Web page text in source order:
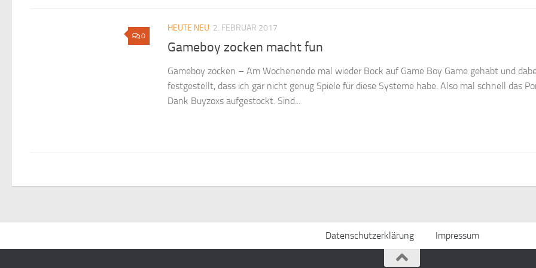
0
HEUTE NEU 2. FEBRUAR 2017
Gameboy zocken macht fun
Gameboy zocken – Am Wochenende mal wieder Bock auf Game Boy Game gehabt und
festgestellt, dass ich gar nicht genug Spiele für diese Systeme habe. Also mal schnell das
Dank Buyzoxs aufgestockt. Sind...
Datenschutzerklärung Impressum